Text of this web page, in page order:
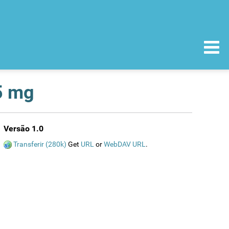
mg
Versão 1.0
Transferir (280k) Get URL orWebDAV URL .